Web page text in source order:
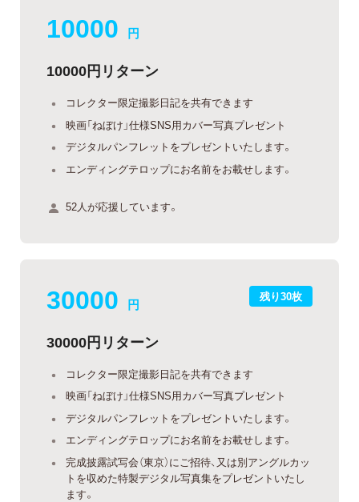
10000 円
10000円リターン
コレクター限定撮影日記を共有できます
映画「ねぼけ」仕様SNS用カバー写真プレゼント
デジタルパンフレットをプレゼントいたします。
エンディングテロップにお名前をお載せします。
52人が応援しています。
残り30枚
30000 円
30000円リターン
コレクター限定撮影日記を共有できます
映画「ねぼけ」仕様SNS用カバー写真プレゼント
デジタルパンフレットをプレゼントいたします。
エンディングテロップにお名前をお載せします。
完成披露試写会（東京）にご招待、又は別アングルカッ
トを収めた特製デジタル写真集をプレゼントいたし
ます。